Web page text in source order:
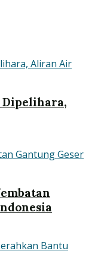
Dipelihara,